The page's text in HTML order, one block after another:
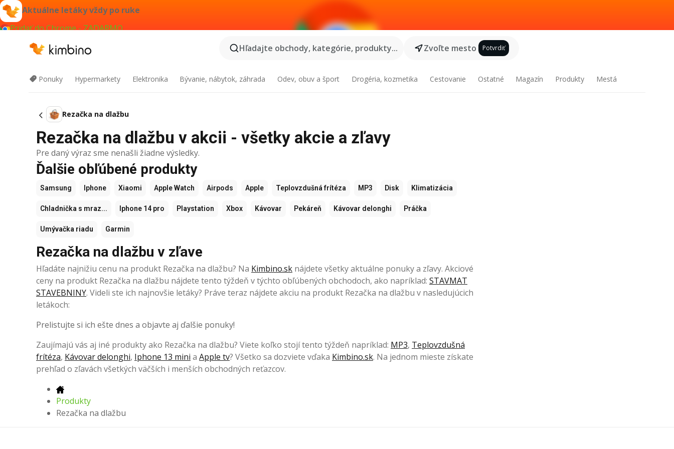
Aktuálne letáky vždy po ruke
Pridať do Chrome - ZADARMO
Hľadajte obchody, kategórie, produkty...
Zvoľte mesto Potvrdiť
Ponuky Hypermarkety Elektronika Bývanie, nábytok, záhrada Odev, obuv a šport Drogéria, kozmetika Cestovanie Ostatné Magazín Produkty Mestá
Rezačka na dlažbu
Rezačka na dlažbu v akcii - všetky akcie a zľavy
Pre daný výraz sme nenašli žiadne výsledky.
Ďalšie obľúbené produkty
Samsung Iphone Xiaomi Apple Watch Airpods Apple Teplovzdušná frítéza MP3 Disk Klimatizácia
Chladnička s mraz... Iphone 14 pro Playstation Xbox Kávovar Pekáreň Kávovar delonghi Práčka
Umývačka riadu Garmin
Rezačka na dlažbu v zľave
Hľadáte najnižiu cenu na produkt Rezačka na dlažbu? Na Kimbino.sk nájdete všetky aktuálne ponuky a zľavy. Akciové
ceny na produkt Rezačka na dlažbu nájdete tento týždeň v týchto obľúbených obchodoch, ako napríklad: STAVMAT
STAVEBNINY. Videli ste ich najnovšie letáky? Práve teraz nájdete akciu na produkt Rezačka na dlažbu v nasledujúcich
letákoch:
Prelistujte si ich ešte dnes a objavte aj ďalšie ponuky!
Zaujímajú vás aj iné produkty ako Rezačka na dlažbu? Viete koľko stojí tento týždeň napríklad: MP3, Teplovzdušná
frítéza, Kávovar delonghi, Iphone 13 mini a Apple tv? Všetko sa dozviete vďaka Kimbino.sk. Na jednom mieste získate
prehľad o zľavách všetkých väčších i menších obchodných reťazcov.
Produkty
Rezačka na dlažbu